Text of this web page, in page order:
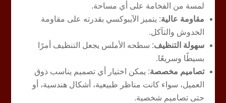
لمسة من الفخامة على أي مساحة.
مقاومة عالية: يتميز الآيبوكسي بقدرته على مقاومة
الخدوش والتآكل.
سهولة التنظيف: سطحه الأملس يجعل التنظيف أمرًا
بسيطًا وسريعًا.
تصاميم مخصصة: يمكن اختيار أي تصميم يناسب ذوق
العميل، سواء كانت مناظر طبيعية، أشكال هندسية، أو
حتى تصاميم شخصية.